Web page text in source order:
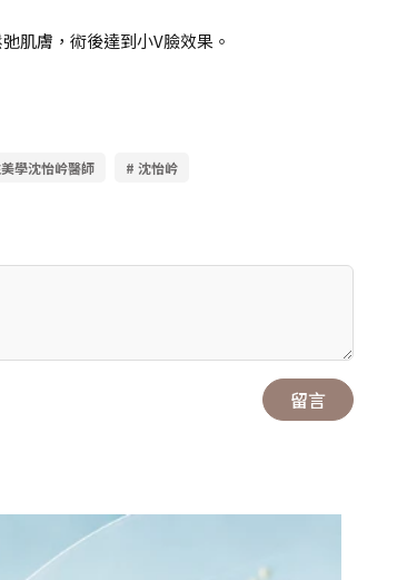
肌膚，術後達到小V臉效果。
學沈怡岒醫師 # 沈怡岒
留言